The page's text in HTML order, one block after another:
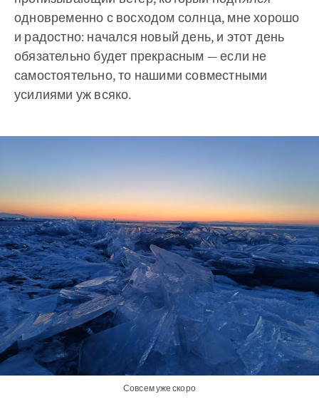
одновременно с восходом солнца, мне хорошо
и радостно: начался новый день, и этот день
обязательно будет прекрасным — если не
самостоятельно, то нашими совместными
усилиями уж всяко.
Совсем уже скоро